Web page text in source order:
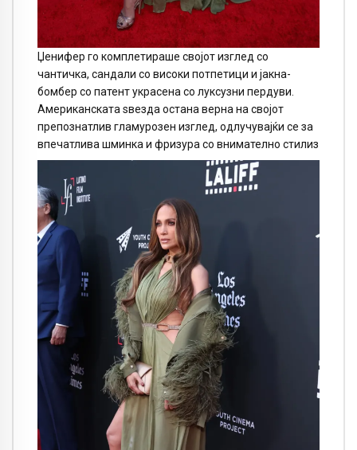
Џенифер го комплетираше својот изглед со
чантичка, сандали со високи потпетици и јакна-
бомбер со патент украсена со луксузни пердуви.
Американската ѕвезда остана верна на својот
препознатлив гламурозен изглед, одлучувајќи се за
впечатлива шминка и фризура со внимателно стилиз